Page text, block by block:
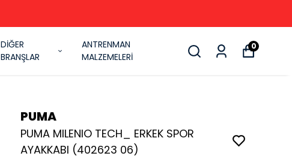
DİĞER
BRANŞLAR
ANTRENMAN
MALZEMELERİ
0
PUMA
PUMA MILENIO TECH_ ERKEK SPOR
AYAKKABI (402623 06)